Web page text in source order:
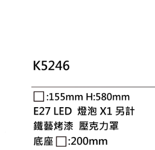
ます。当サービスご利用の際に提供しなければなら
の氏名、電話番号、受取人の氏名、電話番号、受取
す。AFTEEの個人情報の収集、処理、利用について
ームページの『個人情報の収集、処理及び利用に関
ださい（https://aftee.tw/privacypolicy/ ）。
AFTEEの初回ご利用の際に、審査を通過すれば、最
ります。支払い期限を過ぎた場合、その金額に基づ
納金が加算されます。未成年の利用者は、事前に法